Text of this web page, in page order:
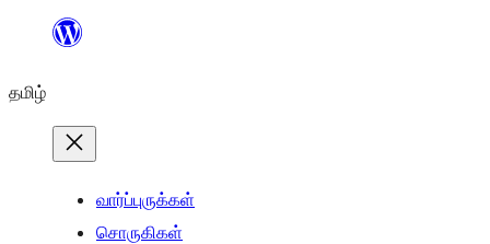
உள்ளடக்கத்திற்கு
தமிழ்
வார்ப்புருக்கள்
சொருகிகள்